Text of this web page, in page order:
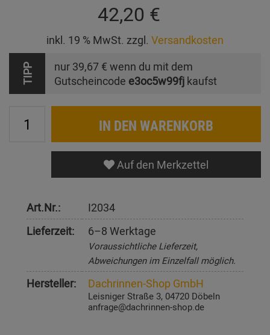
42,20 €
inkl. 19 % MwSt. zzgl. Versandkosten
TIPP nur 39,67 € wenn du mit dem
Gutscheincode e3oc5w99fj kaufst
IN DEN WARENKORB
Auf den Merkzettel
Art.Nr.:
I2034
Lieferzeit:
6–8 Werktage
Voraussichtliche Lieferzeit,
Abweichungen im Einzelfall möglich.
Hersteller: Dachrinnen-Shop GmbH
Leisniger Straße 3, 04720 Döbeln
anfrage@dachrinnen-shop.de